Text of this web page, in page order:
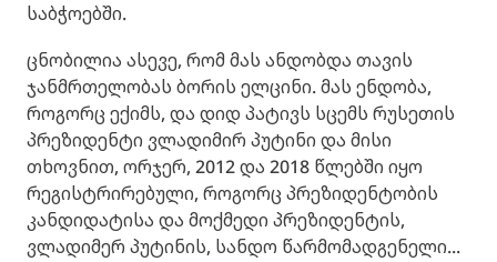
საბჭოებში.
ცნობილია ასევე, რომ მას ანდობდა თავის
ჯანმრთელობას ბორის ელცინი. მას ენდობა,
როგორც ექიმს, და დიდ პატივს სცემს რუსეთის
პრეზიდენტი ვლადიმირ პუტინი და მისი
თხოვნით, ორჯერ, 2012 და 2018 წლებში იყო
რეგისტრირებული, როგორც პრეზიდენტობის
კანდიდატისა და მოქმედი პრეზიდენტის,
ვლადიმერ პუტინის, სანდო წარმომადგენელი...